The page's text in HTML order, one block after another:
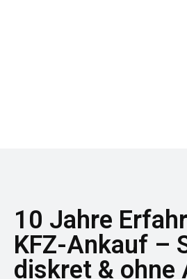
10 Jahre
KFZ-Ankauf –
diskret & ohne